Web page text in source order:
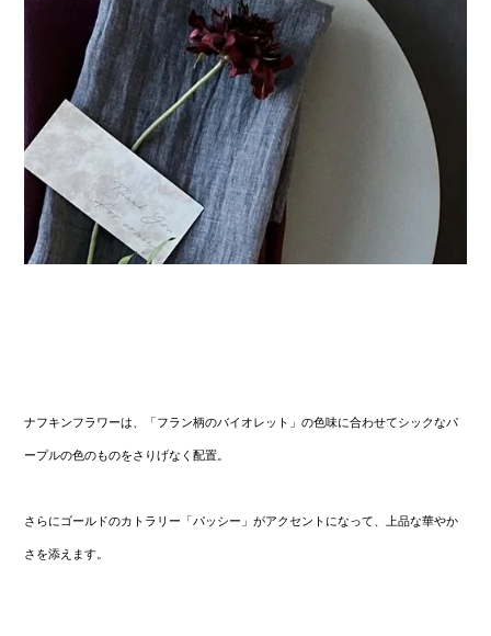
ナフキンフラワーは、「フラン柄のバイオレット 」の色味に合わせてシックなパ
ープルの色のものをさりげなく配置。
さらにゴールドのカトラリー「パッシー」がアクセントになって、上品な華やか
さを添えます。